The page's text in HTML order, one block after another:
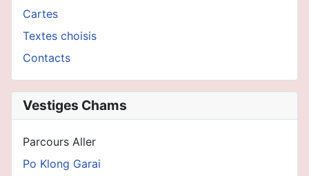
Cartes
Textes choisis
Contacts
Vestiges Chams
Parcours Aller
Po Klong Garai